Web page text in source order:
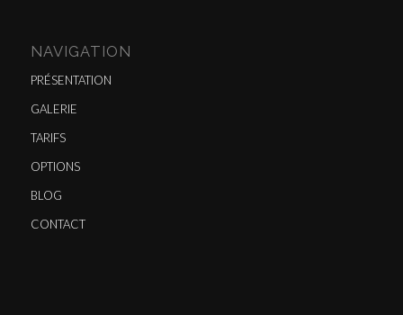
NAVIGATION
PRÉSENTATION
GALERIE
TARIFS
OPTIONS
BLOG
CONTACT